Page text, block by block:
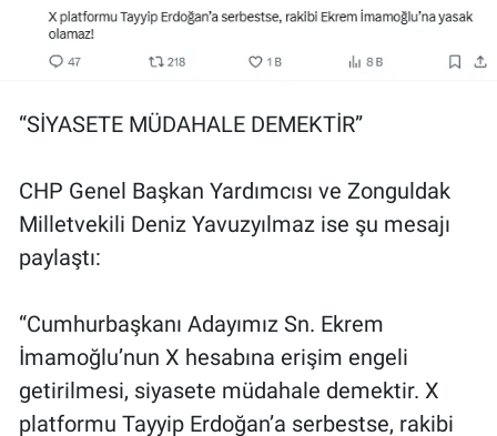
“SİYASETE MÜDAHALE DEMEKTİR”
CHP Genel Başkan Yardımcısı ve Zonguldak
Milletvekili Deniz Yavuzyılmaz ise şu mesajı
paylaştı:
“Cumhurbaşkanı Adayımız Sn. Ekrem
İmamoğlu’nun X hesabına erişim engeli
getirilmesi, siyasete müdahale demektir. X
platformu Tayyip Erdoğan’a serbestse, rakibi